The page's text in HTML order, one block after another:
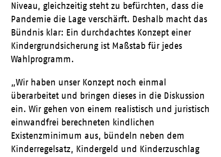
Niveau, gleichzeitig steht zu befürchten, dass die
Pandemie die Lage verschärft. Deshalb macht das
Bündnis klar: Ein durchdachtes Konzept einer
Kindergrundsicherung ist Maßstab für jedes
Wahlprogramm.
„Wir haben unser Konzept noch einmal
überarbeitet und bringen dieses in die Diskussion
ein. Wir gehen von einem realistisch und juristisch
einwandfrei berechneten kindlichen
Existenzminimum aus, bündeln neben dem
Kinderregelsatz, Kindergeld und Kinderzuschlag